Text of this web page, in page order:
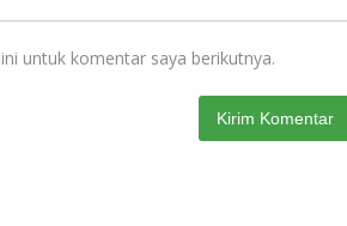
untuk komentar saya berikutnya.